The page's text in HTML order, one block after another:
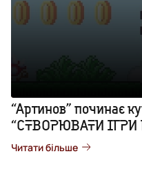
“Артинов” починає
“СТВОРЮВАТИ ІГРИ
Читати більше